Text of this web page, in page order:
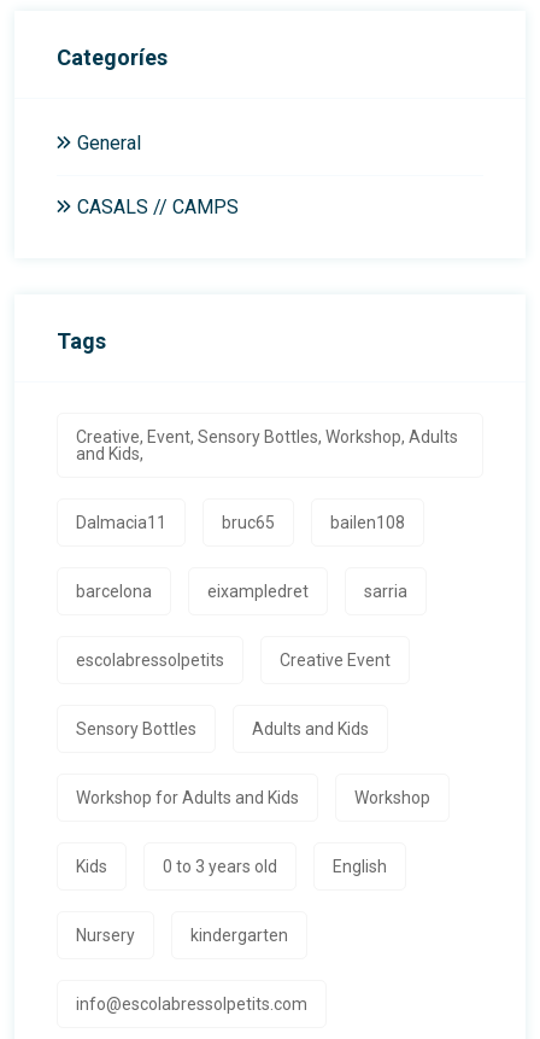
Categoríes
General
CASALS // CAMPS
Tags
Creative, Event, Sensory Bottles, Workshop, Adults
and Kids,
Dalmacia11 bruc65 bailen108
barcelona eixampledret sarria
escolabressolpetits Creative Event
Sensory Bottles Adults and Kids
Workshop for Adults and Kids Workshop
Kids 0 to 3 years old English
Nursery kindergarten
info@escolabressolpetits.com